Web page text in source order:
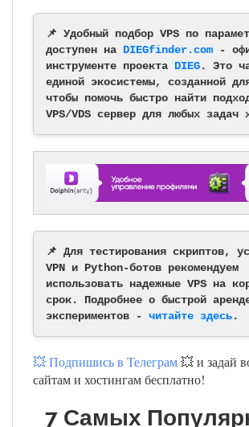
📌 Удобный подбор VPS по
доступен на DIEGfinder.com -
инструменте проекта DIEG. Это
единой экосистемы, созданной
чтобы помочь быстро найти
VPS/VDS сервер для любых задач
📌 Для тестирования скриптов,
VPN и Python-ботов рекомендуем
использовать надежные VPS на
срок. Подробнее о быстрой
экспериментов - читайте здесь.
💥 Подпишись в Телеграм💥 и задай
сайтам и хостингам бесплатно!
7 Самых